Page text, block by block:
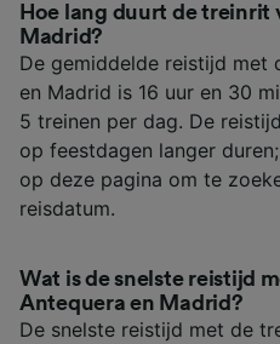
Hoe lang duurt de treinrit
Madrid?
De gemiddelde reistijd met
en Madrid is 16 uur en 30
5 treinen per dag. De
op feestdagen langer
op deze pagina om te
reisdatum.
Wat is de snelste reistijd
Antequera en Madrid?
De snelste reistijd met de